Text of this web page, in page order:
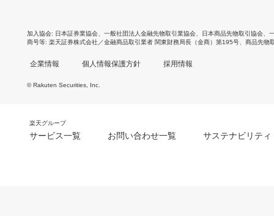
加入協会 日本証券業協会 一般社団法人金融先物取引業協会 日本商品先物取引協会
商号等 楽天証券株式会社／金融商品取引業者 関東財務局長（金商）第195号、商品先物
企業情報 個人情報保護方針 採用情報
© Rakuten Securities, Inc.
楽天グループ
サービス一覧 お問い合わせ一覧 サステナビリティ